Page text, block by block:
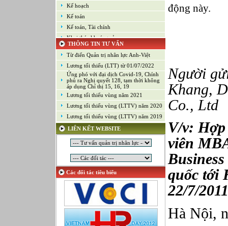
Kế hoạch
Kế toán
Kế toán, Tài chính
Khai thác khoáng sản
Kiểm soát chất lượng (Game)
Kinh doanh
Kỹ thuật ứng dụng
Lập trình
Lập trình Game
Luật
Môi giới chứng khoán
Mỹ thuật công nghiệp
Nghiên cứu và Phát triển
Ngoại ngữ
Nhân sự
Nhân sự - Hành chính
Nhiều lĩnh vực
Phát triển kinh doanh
Quan hệ công chúng
Quản lý chất lượng
THÔNG TIN TƯ VẤN
Từ điển Quản trị nhân lực Anh-Việt
Lương tối thiểu (LTT) từ 01/07/2022
Ứng phó với đại dịch Covid-19, Chính
phủ ra Nghị quyết 128, tạm thời không
áp dụng Chỉ thị 15, 16, 19
Lương tối thiểu vùng năm 2021
Lương tối thiểu vùng (LTTV) năm 2020
Lương tối thiểu vùng (LTTV) năm 2019
LIÊN KẾT WEBSITE
Các đối tác tiêu biểu
động này.
Người
Khang,
Co., Ltd
V/v:
viên
quốc tới
22/7/2011
Hà Nội,